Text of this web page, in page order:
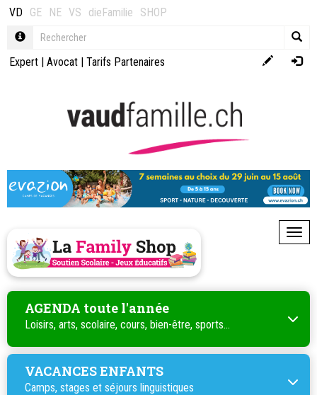
VD GE NE VS dieFamilie SHOP
Expert | Avocat | Tarifs Partenaires
AGENDA toute l'année
Loisirs, arts, scolaire, cours, bien-être, sports...
VACANCES ENFANTS
Camps, stages et séjours linguistiques